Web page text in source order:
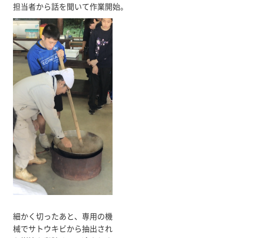
担当者から話を聞いて作業開始。
細かく切ったあと、専用の機
械でサトウキビから抽出され